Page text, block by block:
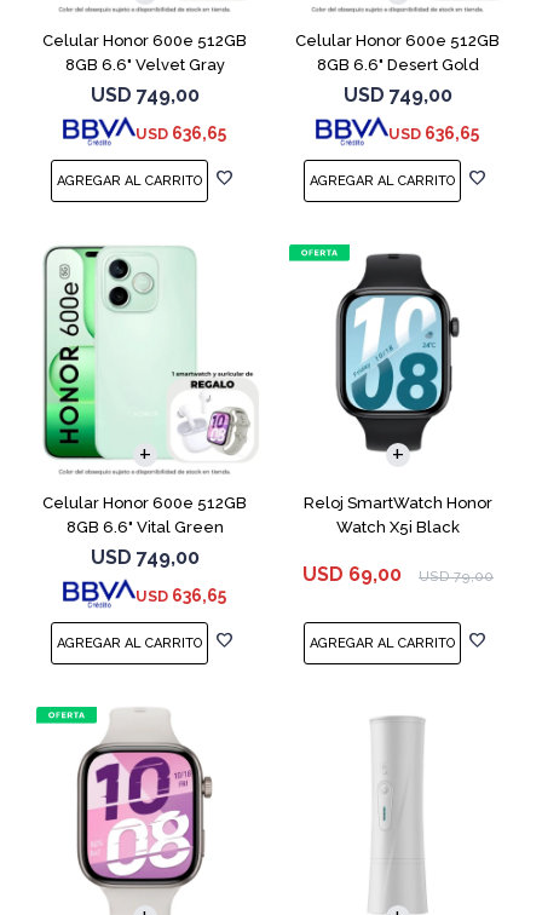
Celular Honor 600e 512GB
8GB 6.6" Velvet Gray
USD 749,00
USD 636,65
Celular Honor 600e 512GB
8GB 6.6" Desert Gold
USD 749,00
USD 636,65
Celular Honor 600e 512GB
8GB 6.6" Vital Green
USD 749,00
USD 636,65
COMPARAR
Reloj SmartWatch Honor
Watch X5i Black
USD 69,00 USD 79,00